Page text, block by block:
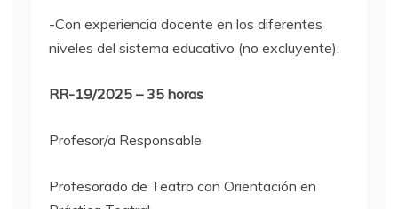
-Con experiencia docente en los diferentes
niveles del sistema educativo (no excluyente).
RR-19/2025 – 35 horas
Profesor/a Responsable
Profesorado de Teatro con Orientación en